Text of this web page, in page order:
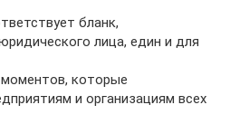
бланк,
лица, един и для
которые
и организациям всех